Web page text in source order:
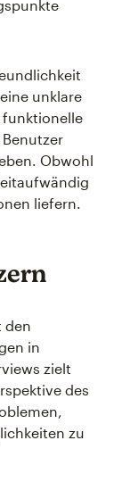
unklare
funktionelle
Obwohl
liefern.
den
in
zielt
des
zu